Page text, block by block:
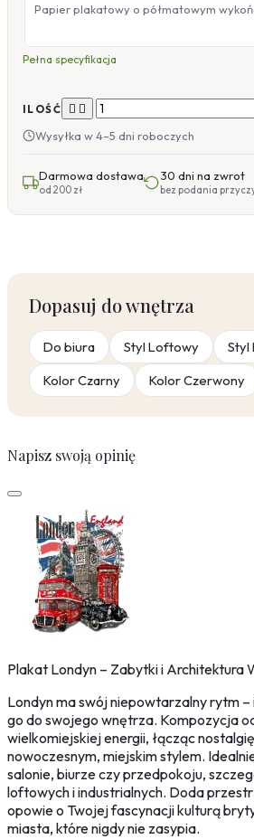
Papier plakatowy o półmatowym
Pełna specyfikacja
ILOŚĆ  
Wysyłka w 4–5 dni roboczych
Darmowa dostawa
od 200 zł
30 dni na zwrot
bez podania
Dopasuj do wnętrza
Do biura Styl Loftowy
Styl
Kolor Czarny
Kolor Czerwony
Napisz swoją opinię
Plakat Londyn – Zabytki i Architektura
Londyn ma swój niepowtarzalny rytm
go do swojego wnętrza. Kompozycja
wielkomiejskiej energii, łącząc
nowoczesnym, miejskim stylem.
salonie, biurze czy przedpokoju,
loftowych i industrialnych. Doda
opowie o Twojej fascynacji kulturą
miasta, które nigdy nie zasypia.